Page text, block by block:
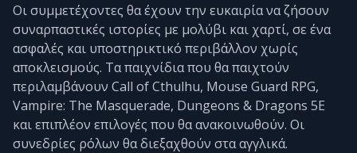
Οι συμμετέχοντες θα έχουν την ευκαιρία να ζήσουν
συναρπαστικές ιστορίες με μολύβι και χαρτί, σε ένα
ασφαλές και υποστηρικτικό περιβάλλον χωρίς
αποκλεισμούς. Τα παιχνίδια που θα παιχτούν
περιλαμβάνουν Call of Cthulhu, Mouse Guard RPG,
Vampire: The Masquerade, Dungeons & Dragons 5E
και επιπλέον επιλογές που θα ανακοινωθούν. Οι
συνεδρίες ρόλων θα διεξαχθούν στα αγγλικά.